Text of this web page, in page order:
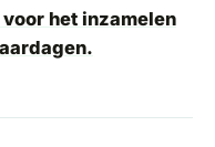
het inzamelen